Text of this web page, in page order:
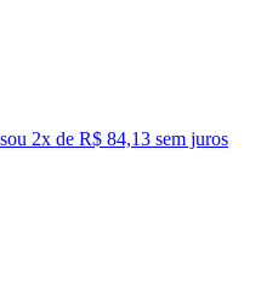
ou 2x de R$ 84,13 sem juros